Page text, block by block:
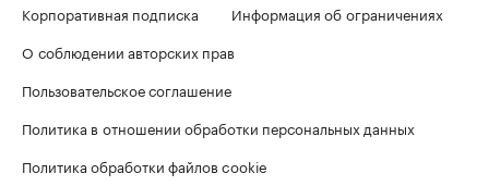
Корпоративная подписка
Информация об ограничениях
О соблюдении авторских прав
Пользовательское соглашение
Политика в отношении обработки персональных данных
Политика обработки файлов cookie